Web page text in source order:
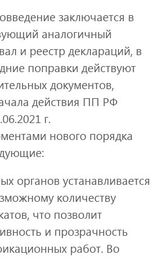
заключается в
аналогичный
и реестр деклараций, в
поправки действуют
документов,
действия ПП РФ
г.
нового порядка
органов устанавливается
количеству
что позволит
и прозрачность
работ. Во